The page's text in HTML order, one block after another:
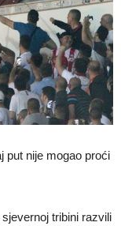
put nije mogao proći
tribini razvili